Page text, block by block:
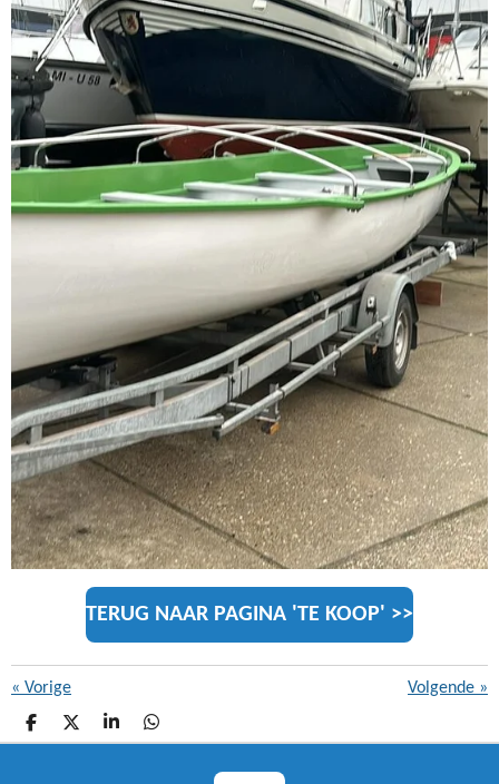
TERUG NAAR PAGINA 'TE KOOP' >>
« Vorige Volgende »
D
E
D
E
S
H
D
E